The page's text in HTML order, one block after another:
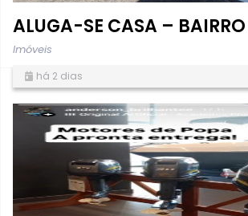
ALUGA-SE CASA –
Imóveis
há 2 dias